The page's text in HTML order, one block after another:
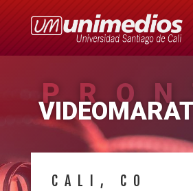
CALI, CO